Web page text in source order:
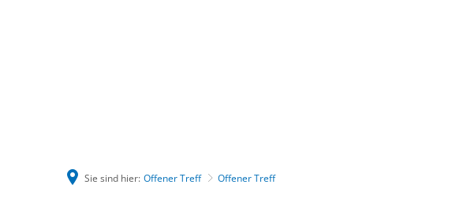
Sie sind hier: Offener Treff Offener Treff